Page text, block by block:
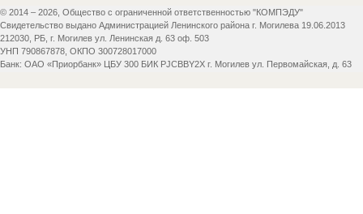
© 2014 – 2026, Общество с ограниченной ответственностью "КОМПЭДУ"
Свидетельство выдано Администрацией Ленинского района г. Могилева 19.06.2013
212030, РБ, г. Могилев ул. Ленинская д. 63 оф. 503
УНП 790867878, ОКПО 300728017000
Банк: ОАО «Приорбанк» ЦБУ 300 БИК PJCBBY2X г. Могилев ул. Первомайская, д. 63